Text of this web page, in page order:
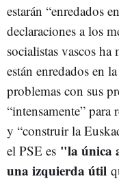
estarán “enredados
declaraciones a los
socialistas vascos
están enredados en
problemas con sus
“intensamente” para
y “construir la
el PSE es "la única
una izquierda útil